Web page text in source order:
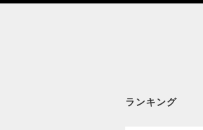
ランキング